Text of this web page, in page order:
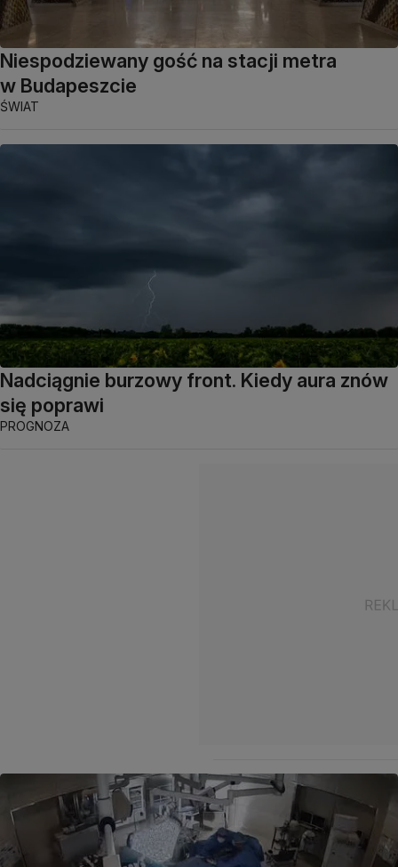
Niespodziewany gość na stacji metra
w Budapeszcie
ŚWIAT
Nadciągnie burzowy front. Kiedy aura znów
się poprawi
PROGNOZA